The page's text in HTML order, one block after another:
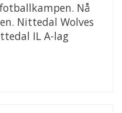
Nå
Nittedal Wolves
IL A-lag